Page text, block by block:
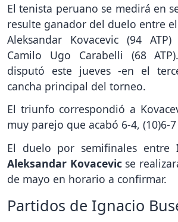
El tenista peruano se medirá en
resulte ganador del duelo entre
Aleksandar Kovacevic (94
Camilo Ugo Carabelli (68
disputó este jueves -en el
cancha principal del torneo.
El triunfo correspondió a
muy parejo que acabó 6-4, (10)6-
El duelo por semifinales entre
Aleksandar Kovacevicse
de mayo en horario a confirmar.
Partidos de Ignacio